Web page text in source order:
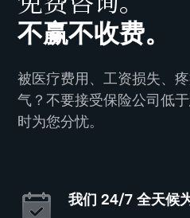
不赢不收费。
被医疗费用、工资损失、
气？不要接受保险公司低
时为您分忧。
我们 24/7 全天候